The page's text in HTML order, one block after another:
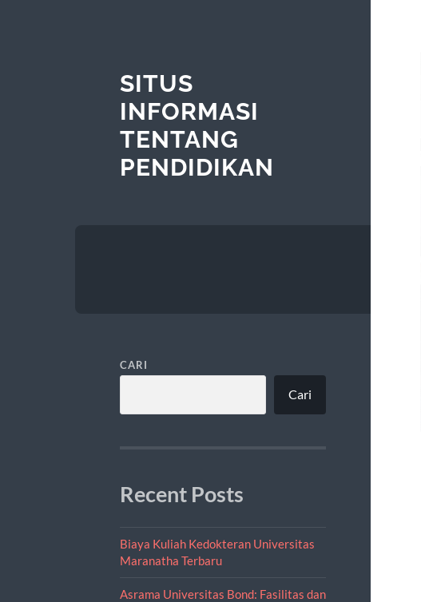
SITUS
INFORMASI
TENTANG
PENDIDIKAN
CARI
Cari
Recent Posts
Biaya Kuliah Kedokteran Universitas
Maranatha Terbaru
Asrama Universitas Bond: Fasilitas dan